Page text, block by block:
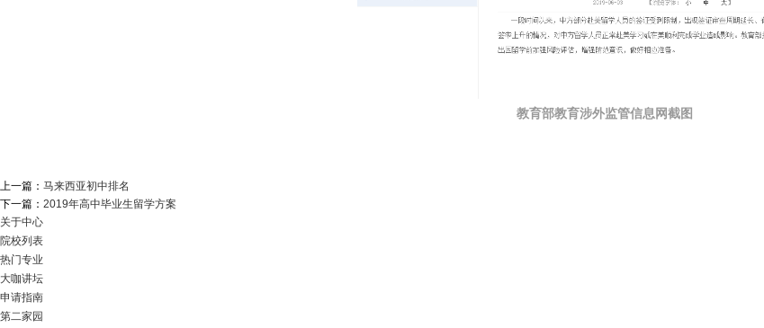
教育部教育涉外监管信息网截图
上一篇： 马来西亚初中排名
下一篇： 2019年高中毕业生留学方案
关于中心
院校列表
热门专业
大咖讲坛
申请指南
第二家园